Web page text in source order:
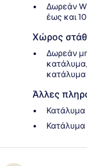
Δωρεάν
έως και
Χώρος
Δωρεάν
κατάλυμα
Άλλες
Κατάλυμα
Κατάλυμα